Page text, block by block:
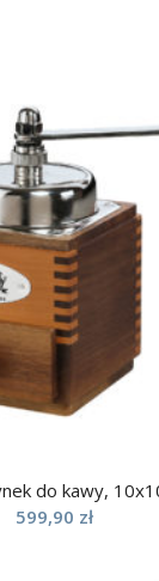
do kawy,
599,90 zł